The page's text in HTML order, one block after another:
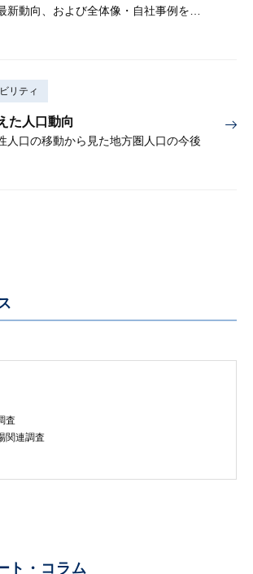
基盤モデルなどの最新動向、および全体像・自社事例を解説
リティ
た人口動向
人口の移動から見た地方圏人口の今後
査
関連調査
ト・コラム